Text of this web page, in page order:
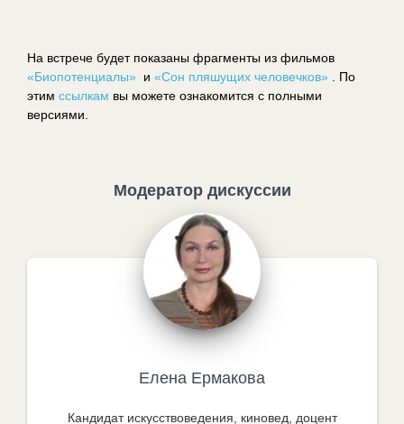
На встрече будет показаны фрагменты из фильмов
«Биопотенциалы» и «Сон пляшущих человечков»
По
этим ссылкам вы можете ознакомится с полными
версиями.
Модератор дискуссии
Елена Ермакова
Кандидат искусствоведения, киновед, доцент